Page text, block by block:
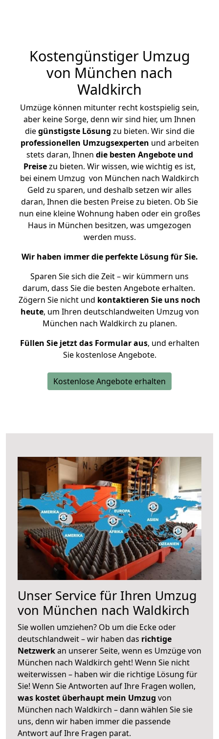
Kostengünstiger Umzug
von München nach
Waldkirch
Umzüge können mitunter recht kostspielig sein,
aber keine Sorge, denn wir sind hier, um Ihnen
diegünstigste Lösung zu bieten. Wir sind die
professionellen Umzugsexperten und arbeiten
stets daran, Ihnen die besten Angebote und
Preisezu bieten. Wir wissen, wie wichtig es ist,
bei einem Umzug von München nach Waldkirch
Geld zu sparen, und deshalb setzen wir alles
daran, Ihnen die besten Preise zu bieten. Ob Sie
nun eine kleine Wohnung haben oder ein großes
Haus in München besitzen, was umgezogen
werden muss.
Wir haben immer die perfekte Lösung für Sie.
Sparen Sie sich die Zeit – wir kümmern uns
darum, dass Sie die besten Angebote erhalten.
Zögern Sie nicht und kontaktieren Sie uns noch
heute, um Ihren deutschlandweiten Umzug von
München nach Waldkirch zu planen.
Füllen Sie jetzt das Formular aus, und erhalten
Sie kostenlose Angebote.
Kostenlose Angebote erhalten
Unser Service für Ihren Umzug
von München nach Waldkirch
Sie wollen umziehen? Ob um die Ecke oder
deutschlandweit – wir haben das richtige
Netzwerkan unserer Seite, wenn es Umzüge von
München nach Waldkirch geht! Wenn Sie nicht
weiterwissen – haben wir die richtige Lösung für
Sie! Wenn Sie Antworten auf Ihre Fragen wollen,
was kostet überhaupt mein Umzug von
München nach Waldkirch – dann wählen Sie sie
uns, denn wir haben immer die passende
Antwort auf Ihre Fragen parat.